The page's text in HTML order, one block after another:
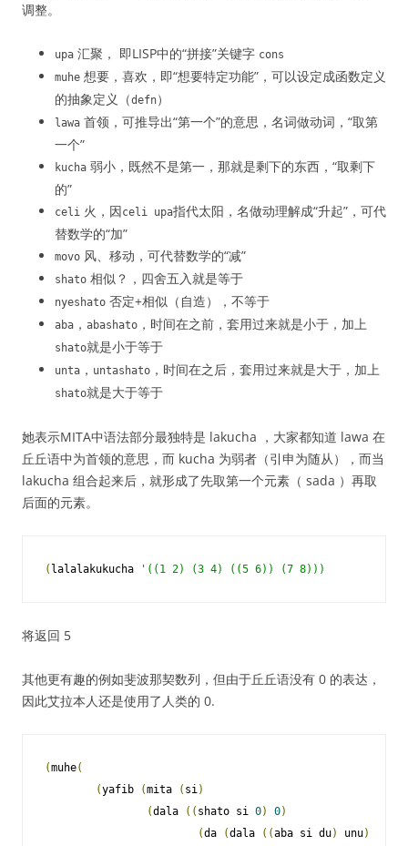
调整。
upa 汇聚， 即LISP中的“拼接”关键字 cons
muhe 想要，喜欢，即“想要特定功能”，可以设定成函数定义
的抽象定义（defn）
lawa 首领，可推导出“第一个”的意思，名词做动词，“取第
一个”
kucha 弱小，既然不是第一，那就是剩下的东西，“取剩下
的”
celi 火，因celi upa指代太阳，名做动理解成“升起”，可代
替数学的“加”
movo 风、移动，可代替数学的“减”
shato 相似？，四舍五入就是等于
nyeshato 否定+相似（自造），不等于
aba ， abashato ，时间在之前，套用过来就是小于，加上
shato就是小于等于
unta ， untashato ，时间在之后，套用过来就是大于，加上
shato就是大于等于
她表示MITA中语法部分最独特是 lakucha ，大家都知道 lawa 在
丘丘语中为首领的意思，而 kucha 为弱者（引申为随从），而当
lakucha 组合起来后，就形成了先取第一个元素（ sada ）再取
后面的元素。
( lalalakukucha '((1 2) (3 4) ((5 6)) (7 8)))
将返回 5
其他更有趣的例如斐波那契数列，但由于丘丘语没有 0 的表达，
因此艾拉本人还是使用了人类的 0.
(muhe(
(yafib (mita ( si)
(dala (( shato si 0) 0)
(da (dala ((aba si du) unu)